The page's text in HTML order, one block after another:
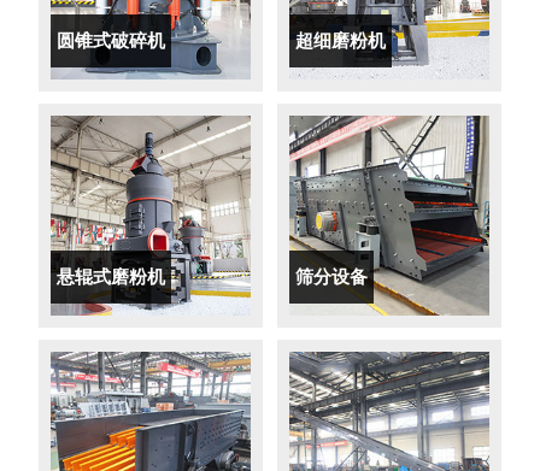
圆锥式破碎机 超细磨粉机
悬辊式磨粉机 筛分设备